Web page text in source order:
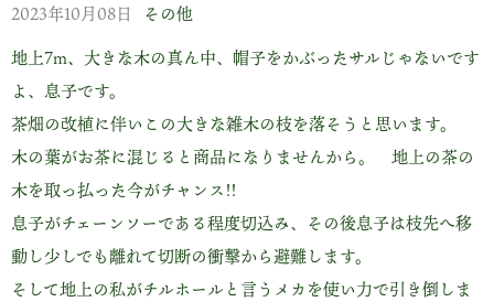
2023年10月08日
その他
地上7m、大きな木の真ん中、帽子をかぶったサルじゃないです
よ、息子です。
茶畑の改植に伴いこの大きな雑木の枝を落そうと思います。
木の葉がお茶に混じると商品になりませんから。 地上の茶の
木を取っ払った今がチャンス!!
息子がチェーンソーである程度切込み、その後息子は枝先へ移
動し少しでも離れて切断の衝撃から避難します。
そして地上の私がチルホールと言うメカを使い力で引き倒しま